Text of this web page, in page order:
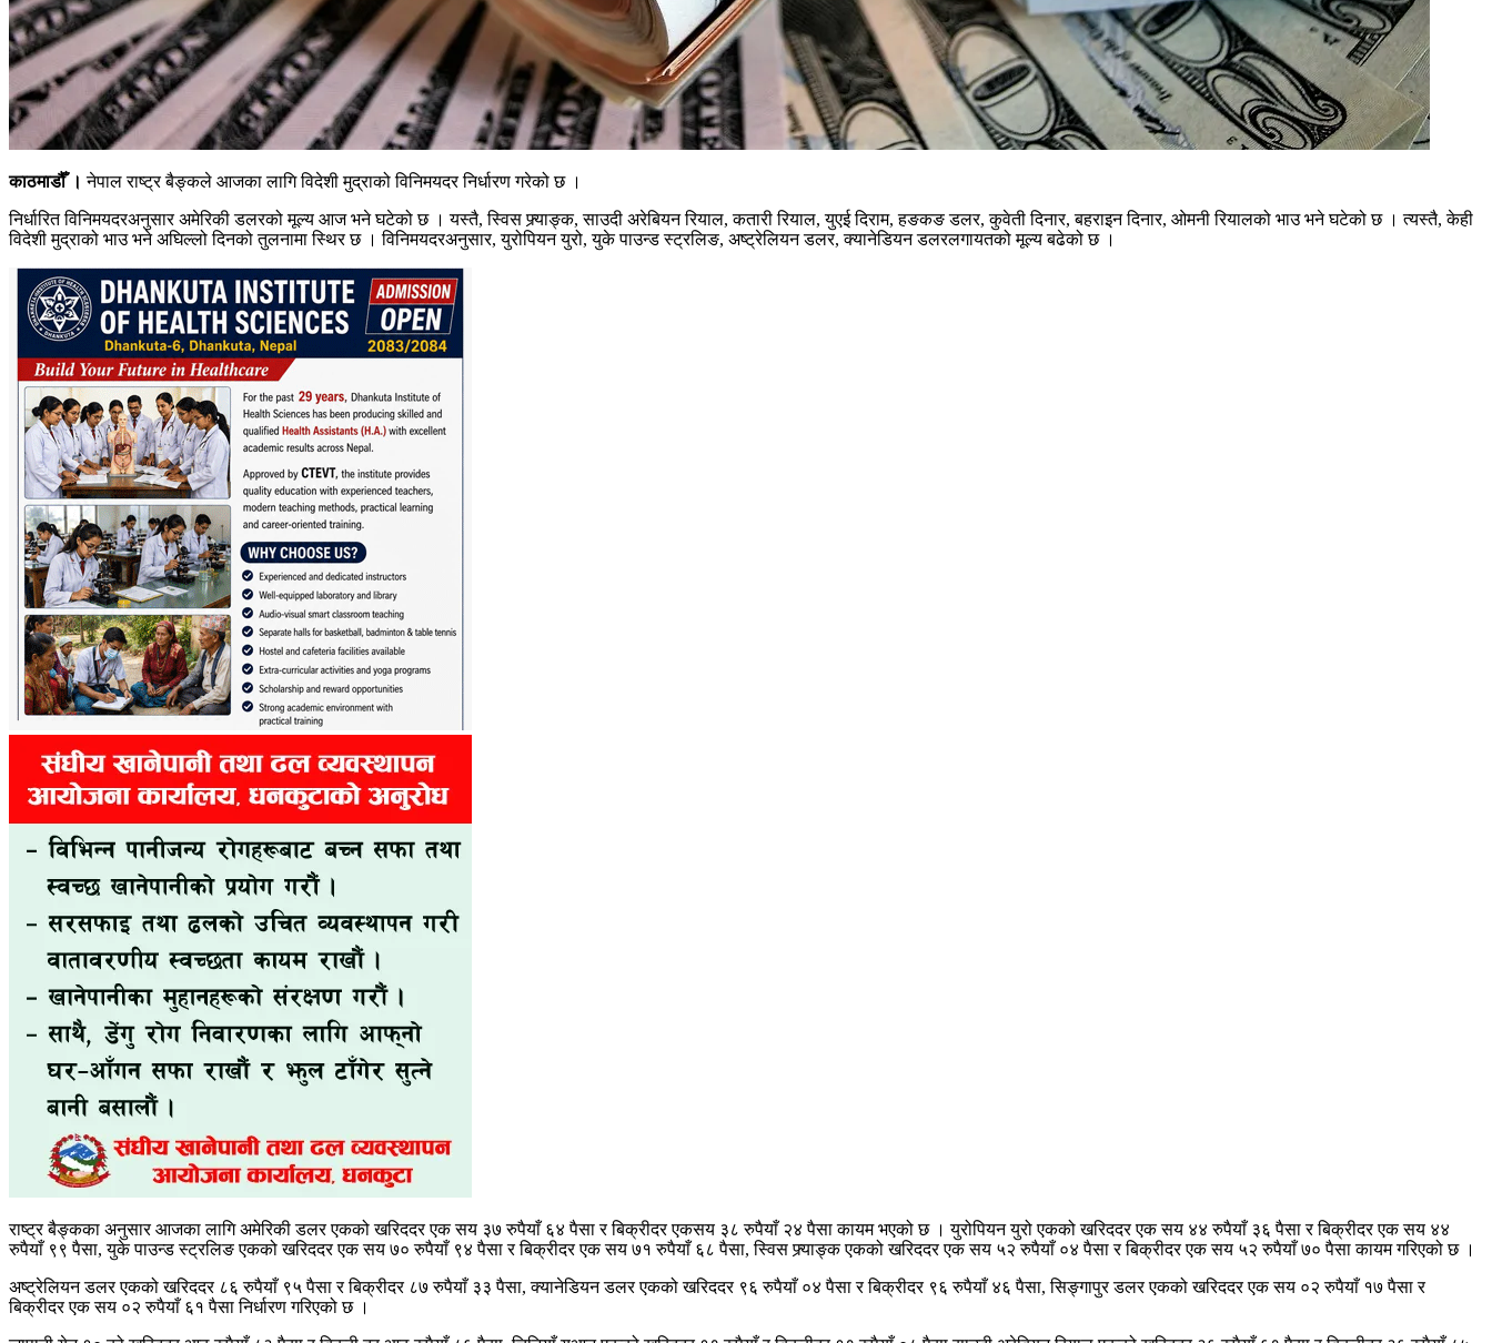
काठमाडौँ । नेपाल राष्ट्र बैङ्कले आजका लागि विदेशी मुद्राको विनिमयदर निर्धारण गरेको छ ।
निर्धारित विनिमयदरअनुसार अमेरिकी डलरको मूल्य आज भने घटेको छ । यस्तै, स्विस फ्र्याङ्क, साउदी अरेबियन रियाल, कतारी रियाल, युएई दिराम, हङकङ डलर, कुवेती दिनार, बहराइन दिनार, ओमनी रियालको भाउ भने घटेको छ । त्यस्तै, केही
विदेशी मुद्राको भाउ भने अघिल्लो दिनको तुलनामा स्थिर छ । विनिमयदरअनुसार, युरोपियन युरो, युके पाउन्ड स्ट्रलिङ, अष्ट्रेलियन डलर, क्यानेडियन डलरलगायतको मूल्य बढेको छ ।
राष्ट्र बैङ्कका अनुसार आजका लागि अमेरिकी डलर एकको खरिददर एक सय ३७ रुपैयाँ ६४ पैसा र बिक्रीदर एकसय ३८ रुपैयाँ २४ पैसा कायम भएको छ । युरोपियन युरो एकको खरिददर एक सय ४४ रुपैयाँ ३६ पैसा र बिक्रीदर एक सय ४४
रुपैयाँ ९९ पैसा, युके पाउन्ड स्ट्रलिङ एकको खरिददर एक सय ७० रुपैयाँ ९४ पैसा र बिक्रीदर एक सय ७१ रुपैयाँ ६८ पैसा, स्विस फ्र्याङ्क एकको खरिददर एक सय ५२ रुपैयाँ ०४ पैसा र बिक्रीदर एक सय ५२ रुपैयाँ ७० पैसा कायम गरिएको छ ।
अष्ट्रेलियन डलर एकको खरिददर ८६ रुपैयाँ ९५ पैसा र बिक्रीदर ८७ रुपैयाँ ३३ पैसा, क्यानेडियन डलर एकको खरिददर ९६ रुपैयाँ ०४ पैसा र बिक्रीदर ९६ रुपैयाँ ४६ पैसा, सिङ्गापुर डलर एकको खरिददर एक सय ०२ रुपैयाँ १७ पैसा र
बिक्रीदर एक सय ०२ रुपैयाँ ६१ पैसा निर्धारण गरिएको छ ।